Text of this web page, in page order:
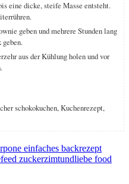
eine dicke, steife Masse entsteht.
geben und mehrere Stunden lang
aus der Kühlung holen und vor
schokokuchen, Kuchenrezept,